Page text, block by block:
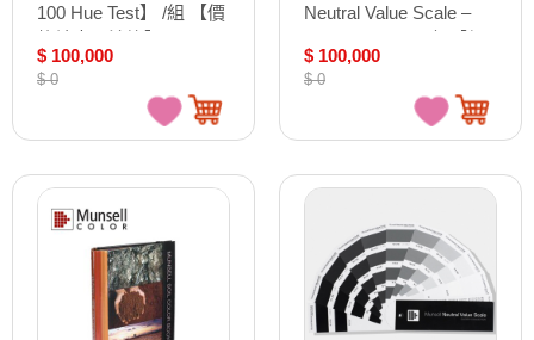
100 Hue Test】 /組 【價
$ 100,000
$ 0
Neutral Value Scale –
格請來電洽詢】
$ 100,000
$ 0